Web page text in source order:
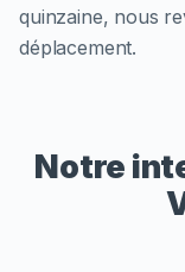
quinzaine, nous
déplacement.
Notre